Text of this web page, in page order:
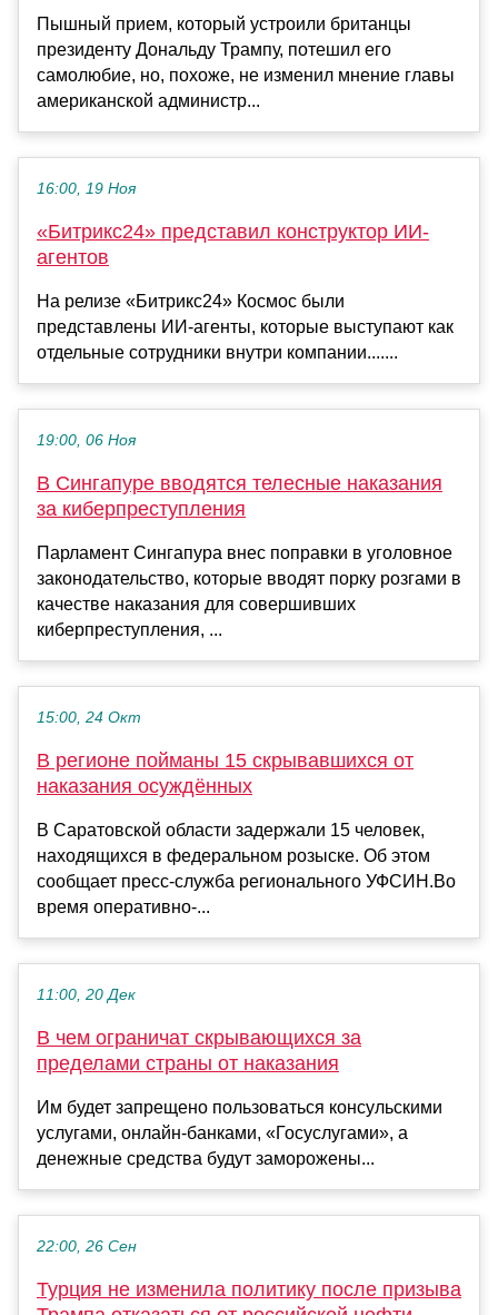
Пышный прием, который устроили британцы
президенту Дональду Трампу, потешил его
самолюбие, но, похоже, не изменил мнение главы
американской администр...
16:00, 19 Ноя
«Битрикс24» представил конструктор ИИ-
агентов
На релизе «Битрикс24» Космос были
представлены ИИ-агенты, которые выступают как
отдельные сотрудники внутри компании.......
19:00, 06 Ноя
В Сингапуре вводятся телесные наказания
за киберпреступления
Парламент Сингапура внес поправки в уголовное
законодательство, которые вводят порку розгами в
качестве наказания для совершивших
киберпреступления, ...
15:00, 24 Окт
В регионе пойманы 15 скрывавшихся от
наказания осуждённых
В Саратовской области задержали 15 человек,
находящихся в федеральном розыске. Об этом
сообщает пресс-служба регионального УФСИН.Во
время оперативно-...
11:00, 20 Дек
В чем ограничат скрывающихся за
пределами страны от наказания
Им будет запрещено пользоваться консульскими
услугами, онлайн-банками, «Госуслугами», а
денежные средства будут заморожены...
22:00, 26 Сен
Турция не изменила политику после призыва